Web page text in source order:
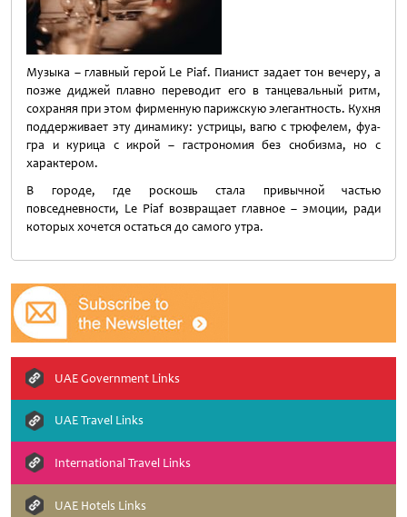
Музыка – главный герой Le Piaf. Пианист задает тон вечеру, а
позже диджей плавно переводит его в танцевальный ритм,
сохраняя при этом фирменную парижскую элегантность. Кухня
поддерживает эту динамику: устрицы, вагю с трюфелем, фуа-
гра и курица с икрой – гастрономия без снобизма, но с
характером.
В городе, где роскошь стала привычной частью
повседневности, Le Piaf возвращает главное – эмоции, ради
которых хочется остаться до самого утра.
UAE Government Links
UAE Travel Links
International Travel Links
UAE Hotels Links